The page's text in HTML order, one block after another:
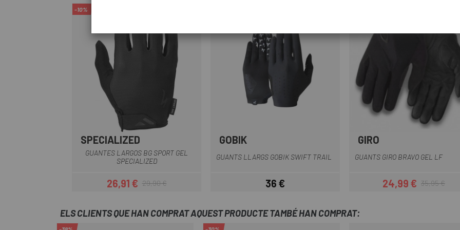
NegreVermell
-10%
SPECIALIZED
GUANTES LARGOS BG SPORT GEL
SPECIALIZED
Preu
26,91 €Preu regular
29,90 €
GOBIK
GUANTS LLARGS GOBIK SWIFT TRAIL
Preu
36 €
GIRO
GUANTS GIRO BRAVO GEL LF
Preu
24,99 €Preu regular
35,95 €
ELS CLIENTS QUE HAN COMPRAT AQUEST PRODUCTE TAMBÉ HAN COMPRAT: